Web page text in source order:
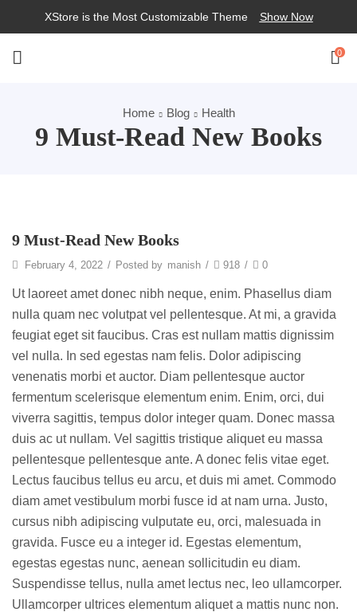
XStore is the Most Customizable Theme Show Now
0
Home Blog Health
9 Must-Read New Books
9 Must-Read New Books
February 4, 2022 / Posted by manish / 918 / 0
Ut laoreet amet donec nibh neque, enim. Phasellus diam
nulla quam nec volutpat vel pellentesque. At mi, a gravida
feugiat eget sit faucibus. Cras est nullam mattis dignissim
vel nulla. In sed egestas nam felis. Dolor adipiscing
venenatis morbi et auctor. Diam pellentesque auctor
fermentum scelerisque elementum enim. Enim, orci, dui
viverra sagittis, tempus dolor integer quam. Donec massa
duis ac ut nullam. Vel sagittis tristique aliquet eu massa
pellentesque pellentesque ante. A donec felis vitae eget.
Lectus faucibus tellus eu arcu, et duis mi amet. Commodo
diam amet vestibulum morbi fusce id at nam urna. Justo,
cursus nibh adipiscing vulputate eu, orci, malesuada in
gravida. Fusce eu a integer id. Egestas elementum,
egestas egestas nunc, aenean sollicitudin eu diam.
Suspendisse tellus, nulla amet lectus nec, leo ullamcorper.
Ullamcorper ultrices elementum aliquet a mattis nunc non.